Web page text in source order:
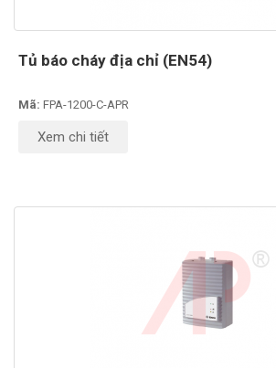
Tủ báo cháy địa chỉ (EN54)
Mã: FPA-1200-C-APR
Xem chi tiết